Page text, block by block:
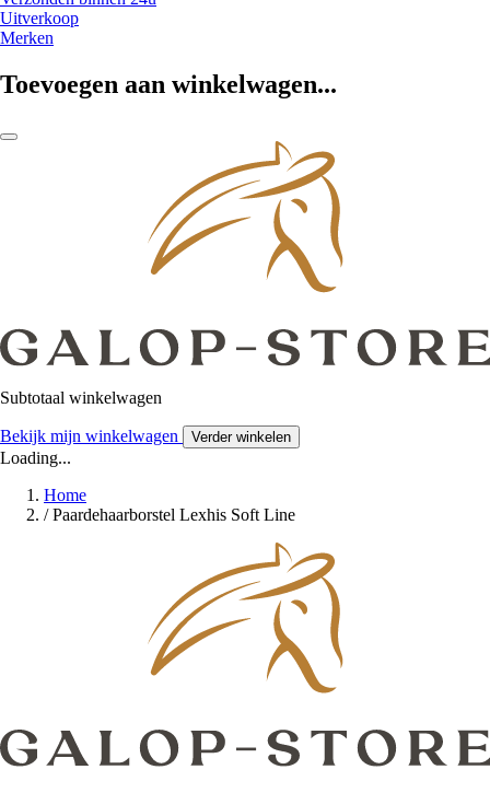
Uitverkoop
Merken
Toevoegen aan winkelwagen...
Subtotaal winkelwagen
Bekijk mijn winkelwagen Verder winkelen
Loading...
Home
/ Paardehaarborstel Lexhis Soft Line